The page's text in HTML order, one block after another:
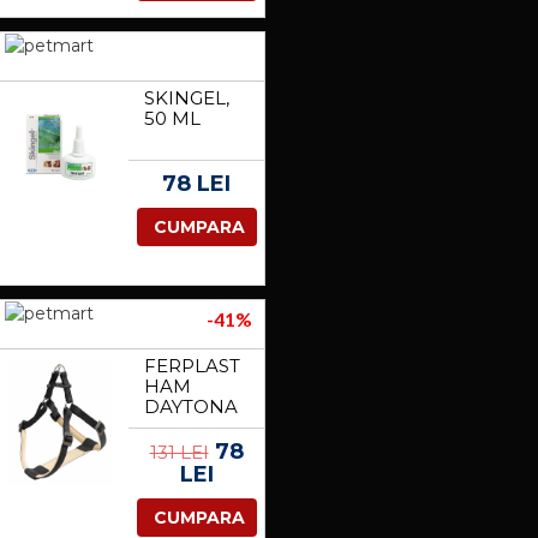
SKINGEL,
50 ML
78 LEI
CUMPARA
-41%
FERPLAST
HAM
DAYTONA
L NEGRU
131 LEI78
LEI
CUMPARA